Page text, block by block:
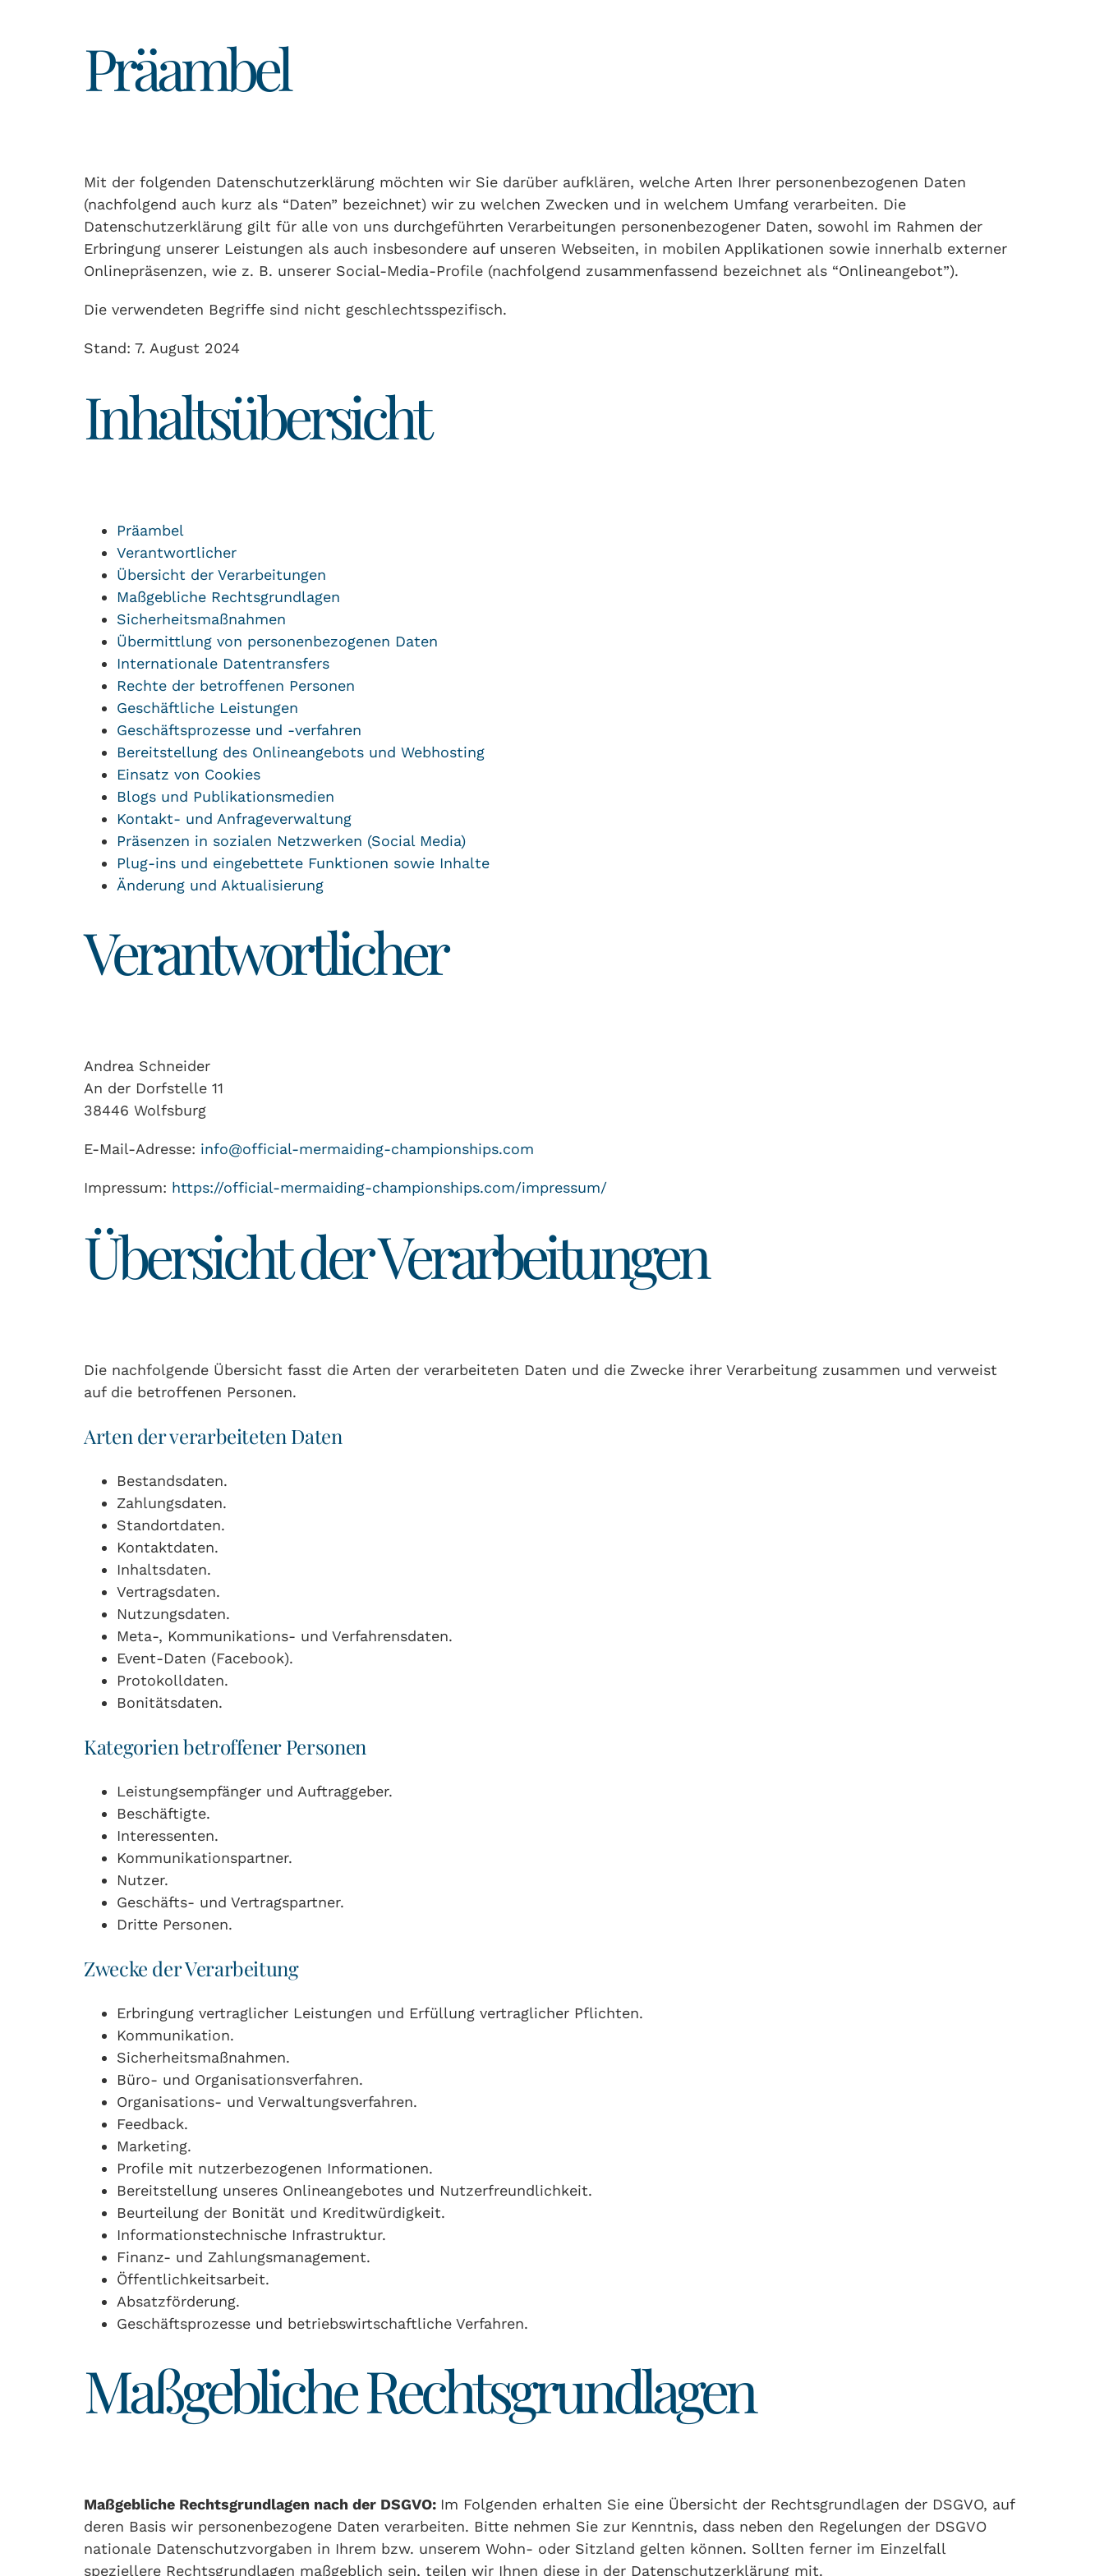
Präambel
Mit der folgenden Datenschutzerklärung möchten wir Sie darüber aufklären, welche Arten Ihrer personenbezogenen Daten
(nachfolgend auch kurz als “Daten” bezeichnet) wir zu welchen Zwecken und in welchem Umfang verarbeiten. Die
Datenschutzerklärung gilt für alle von uns durchgeführten Verarbeitungen personenbezogener Daten, sowohl im Rahmen der
Erbringung unserer Leistungen als auch insbesondere auf unseren Webseiten, in mobilen Applikationen sowie innerhalb externer
Onlinepräsenzen, wie z. B. unserer Social-Media-Profile (nachfolgend zusammenfassend bezeichnet als “Onlineangebot”).
Die verwendeten Begriffe sind nicht geschlechtsspezifisch.
Stand: 7. August 2024
Inhaltsübersicht
Präambel
Verantwortlicher
Übersicht der Verarbeitungen
Maßgebliche Rechtsgrundlagen
Sicherheitsmaßnahmen
Übermittlung von personenbezogenen Daten
Internationale Datentransfers
Rechte der betroffenen Personen
Geschäftliche Leistungen
Geschäftsprozesse und -verfahren
Bereitstellung des Onlineangebots und Webhosting
Einsatz von Cookies
Blogs und Publikationsmedien
Kontakt- und Anfrageverwaltung
Präsenzen in sozialen Netzwerken (Social Media)
Plug-ins und eingebettete Funktionen sowie Inhalte
Änderung und Aktualisierung
Verantwortlicher
Andrea Schneider
An der Dorfstelle 11
38446 Wolfsburg
E-Mail-Adresse: info@official-mermaiding-championships.com
Impressum: https://official-mermaiding-championships.com/impressum/
Übersicht der Verarbeitungen
Die nachfolgende Übersicht fasst die Arten der verarbeiteten Daten und die Zwecke ihrer Verarbeitung zusammen und verweist
auf die betroffenen Personen.
Arten der verarbeiteten Daten
Bestandsdaten.
Zahlungsdaten.
Standortdaten.
Kontaktdaten.
Inhaltsdaten.
Vertragsdaten.
Nutzungsdaten.
Meta-, Kommunikations- und Verfahrensdaten.
Event-Daten (Facebook).
Protokolldaten.
Bonitätsdaten.
Kategorien betroffener Personen
Leistungsempfänger und Auftraggeber.
Beschäftigte.
Interessenten.
Kommunikationspartner.
Nutzer.
Geschäfts- und Vertragspartner.
Dritte Personen.
Zwecke der Verarbeitung
Erbringung vertraglicher Leistungen und Erfüllung vertraglicher Pflichten.
Kommunikation.
Sicherheitsmaßnahmen.
Büro- und Organisationsverfahren.
Organisations- und Verwaltungsverfahren.
Feedback.
Marketing.
Profile mit nutzerbezogenen Informationen.
Bereitstellung unseres Onlineangebotes und Nutzerfreundlichkeit.
Beurteilung der Bonität und Kreditwürdigkeit.
Informationstechnische Infrastruktur.
Finanz- und Zahlungsmanagement.
Öffentlichkeitsarbeit.
Absatzförderung.
Geschäftsprozesse und betriebswirtschaftliche Verfahren.
Maßgebliche Rechtsgrundlagen
Maßgebliche Rechtsgrundlagen nach der DSGVO: Im Folgenden erhalten Sie eine Übersicht der Rechtsgrundlagen der DSGVO, auf
deren Basis wir personenbezogene Daten verarbeiten. Bitte nehmen Sie zur Kenntnis, dass neben den Regelungen der DSGVO
nationale Datenschutzvorgaben in Ihrem bzw. unserem Wohn- oder Sitzland gelten können. Sollten ferner im Einzelfall
speziellere Rechtsgrundlagen maßgeblich sein, teilen wir Ihnen diese in der Datenschutzerklärung mit.